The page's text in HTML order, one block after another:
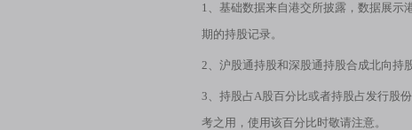
1、基础数据来自港交所披露，数据展示
期的持股记录。
2、沪股通持股和深股通持股合成北向持
3、持股占A股百分比或者持股占发行股
考之用，使用该百分比时敬请注意。